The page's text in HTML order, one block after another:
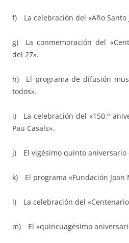
f) La celebración del «Año Santo
g) La conmemoración del
del 27».
h) El programa de difusión
todos».
i) La celebración del «150.º
Pau Casals».
j) El vigésimo quinto aniversario
k) El programa «Fundación Joan
l) La celebración del «Centenario
m) El «quincuagésimo